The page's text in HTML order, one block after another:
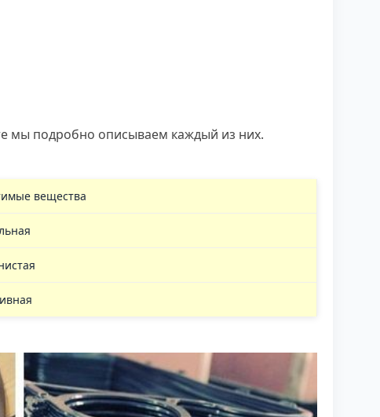
мы подробно описываем каждый из них.
вещества